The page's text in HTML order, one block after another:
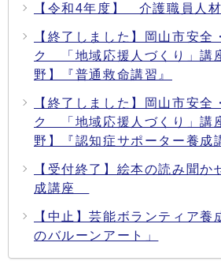
【令和4年度】 介護職員人
【終了しました】岡山市安全
ク 「地域応援人づくり」講
野】『普通救命講習』
【終了しました】岡山市安全
ク 「地域応援人づくり」講
野】『認知症サポーター養成
【受付終了】絵本の読み聞か
成講座
【中止】芸能ボランティア養
のバルーンアート」